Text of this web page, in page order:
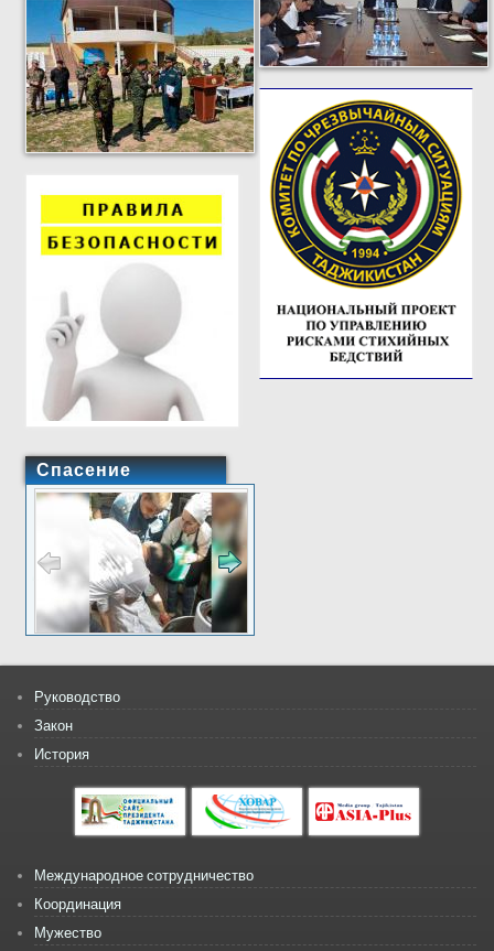
Спасение
Руководство
Закон
История
Международное сотрудничество
Координация
Мужество